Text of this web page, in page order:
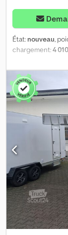
État: nouveau,
chargement:4
, hauteur de
ligne sur trailer-
ligne chez
heure, 24 h/24 et
commande ou de
de votre nouvelle
Plus de 850
d’occasion en
différentes
concessionnaire
prise de
d’ouverture, du
boutique en ligne
marque 07.26 AZ